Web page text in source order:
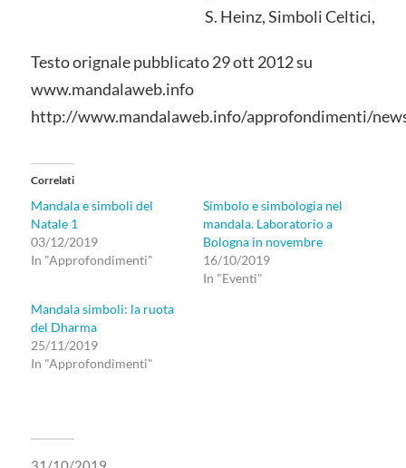
S. Heinz, Simboli Celtici,
Testo orignale pubblicato 29 ott 2012 su
www.mandalaweb.info
http://www.mandalaweb.info/approfondimenti/
Correlati
Mandala e simboli del
Natale 1
03/12/2019
In "Approfondimenti"
Simbolo e simbologia nel
mandala. Laboratorio a
Bologna in novembre
16/10/2019
In "Eventi"
Mandala simboli: la ruota
del Dharma
25/11/2019
In "Approfondimenti"